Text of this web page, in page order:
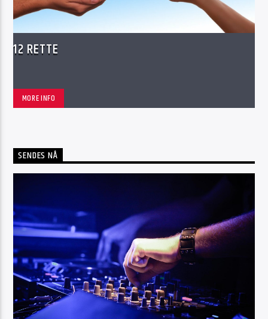
12 RETTE
MORE INFO
SENDES NÅ